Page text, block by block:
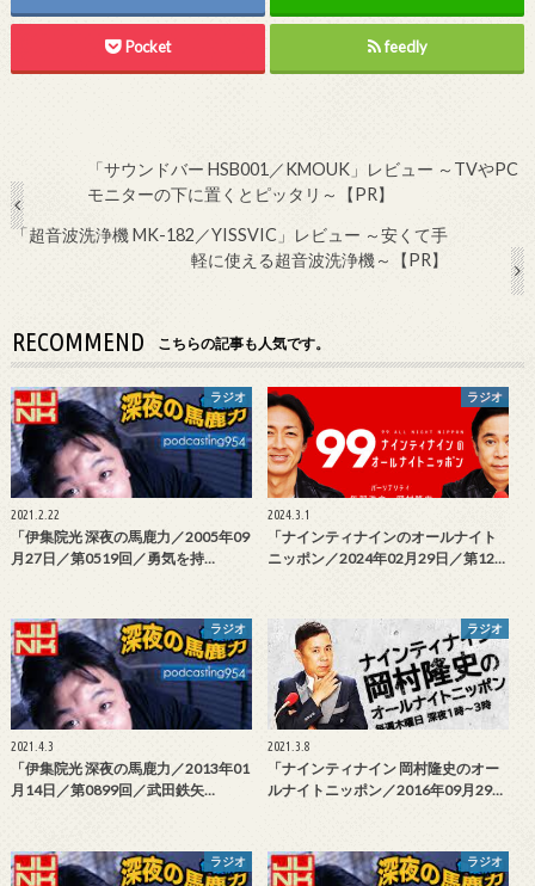
Pocket feedly
「サウンドバー HSB001／KMOUK」レビュー ～TVやPC
モニターの下に置くとピッタリ～【PR】
「超音波洗浄機 MK-182／YISSVIC」レビュー ～安くて手
軽に使える超音波洗浄機～【PR】
RECOMMEND こちらの記事も人気です。
ラジオ
2021.2.22
「伊集院光 深夜の馬鹿力／2005年09
月27日／第0519回／勇気を持…
ラジオ
2024.3.1
「ナインティナインのオールナイト
ニッポン／2024年02月29日／第12…
ラジオ
2021.4.3
「伊集院光 深夜の馬鹿力／2013年01
月14日／第0899回／武田鉄矢…
ラジオ
2021.3.8
「ナインティナイン 岡村隆史のオー
ルナイトニッポン／2016年09月29…
ラジオ ラジオ